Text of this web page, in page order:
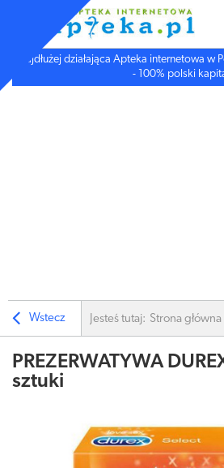
Najdłużej działająca Apteka internetowa w
- 100% polski
Wstecz Jesteś tutaj: Strona główna
PREZERWATYWA
sztuki